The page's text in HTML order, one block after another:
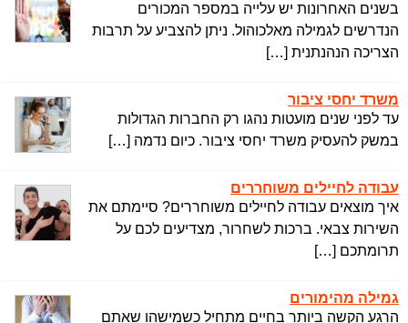
בשנים האחרונות יש עלייה במספר המכורים
הנדרשים לגמילה מאלכוהול. ניתן להצביע על תרבות
הצריכה הנהנתנית […]
משרד יחסי ציבור
עד לפני שנים מועטות נהגו רק החברות הגדולות
במשק להעסיק משרד יחסי ציבור. כיום נדמה […]
עבודה לחיילים משוחררים
איך מוצאים עבודה לחיילים משוחררים? סיימתם את
השירות צבאי. ברכות לשחרור, מצדיעים לכם על
תרומתכם […]
גמילה מהימורים
הרגע הקשה ביותר בחיים מתחיל כשמישהו שאתם